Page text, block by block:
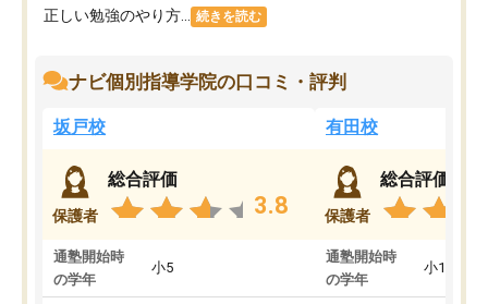
正しい勉強のやり方... 続きを読む
ナビ個別指導学院の口コミ・評判
坂戸校
保護者
総合評価
3.8
通塾開始時
の学年
小5
有田校
保護者
総合評価
通塾開始時
の学年
小1